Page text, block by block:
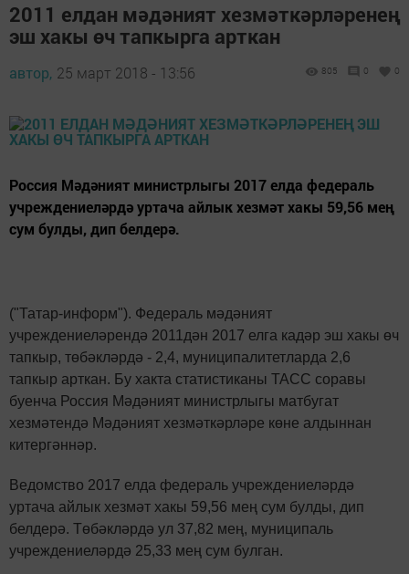
2011 елдан мәдәният хезмәткәрләренең
эш хакы өч тапкырга арткан
автор, 25 март 2018 - 13:56 805 0 0
Россия Мәдәният министрлыгы 2017 елда федераль
учреждениеләрдә уртача айлык хезмәт хакы 59,56 мең
сум булды, дип белдерә.
("Татар-информ"). Федераль мәдәният
учреждениеләрендә 2011дән 2017 елга кадәр эш хакы өч
тапкыр, төбәкләрдә - 2,4, муниципалитетларда 2,6
тапкыр арткан. Бу хакта статистиканы ТАСС соравы
буенча Россия Мәдәният министрлыгы матбугат
хезмәтендә Мәдәният хезмәткәрләре көне алдыннан
китергәннәр.
Ведомство 2017 елда федераль учреждениеләрдә
уртача айлык хезмәт хакы 59,56 мең сум булды, дип
белдерә. Төбәкләрдә ул 37,82 мең, муниципаль
учреждениеләрдә 25,33 мең сум булган.